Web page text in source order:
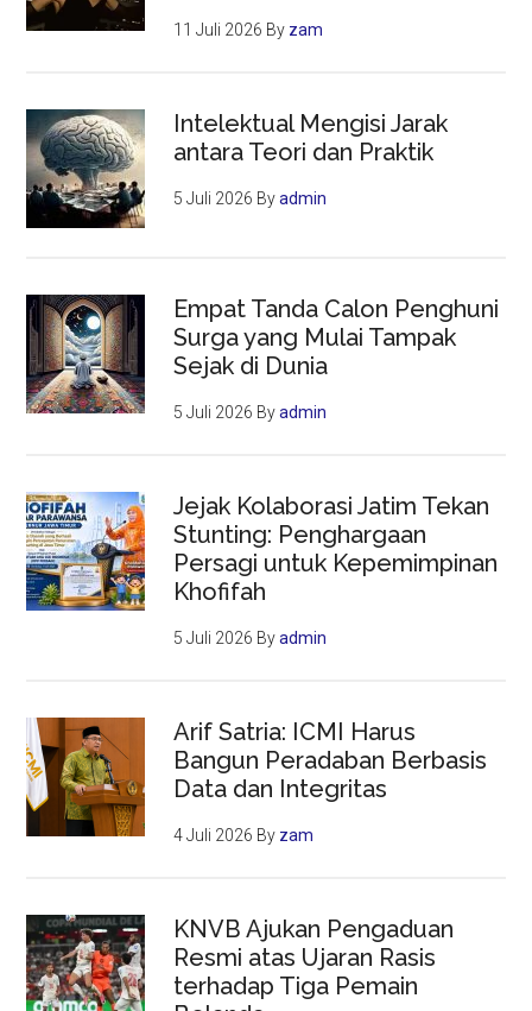
11 Juli 2026 By zam
Intelektual Mengisi Jarak
antara Teori dan Praktik
5 Juli 2026 Byadmin
Empat Tanda Calon Penghuni
Surga yang Mulai Tampak
Sejak di Dunia
5 Juli 2026 Byadmin
Jejak Kolaborasi Jatim Tekan
Stunting: Penghargaan
Persagi untuk Kepemimpinan
Khofifah
5 Juli 2026 Byadmin
Arif Satria: ICMI Harus
Bangun Peradaban Berbasis
Data dan Integritas
4 Juli 2026 By zam
KNVB Ajukan Pengaduan
Resmi atas Ujaran Rasis
terhadap Tiga Pemain